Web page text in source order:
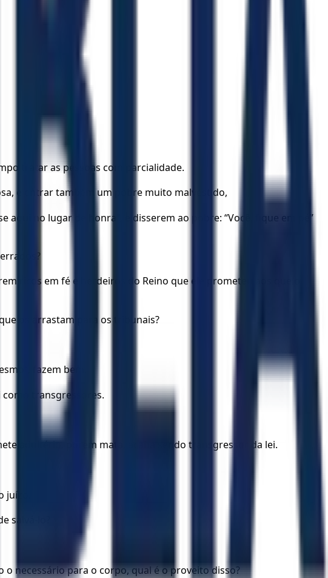
tratar as pessoas com parcialidade.
e entrar também um pobre muito malvestido,
aqui no lugar de honra”, e disserem ao pobre: “Você, fique em pé”
ricos em fé e herdeiros do Reino que ele prometeu aos que o
os arrastam para os tribunais?
fazem bem.
como transgressores.
adultério, porém mata, acaba sendo transgressor da lei.
salvá-lo?
o necessário para o corpo, qual é o proveito disso?